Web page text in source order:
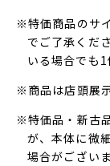
※特価商品のサ
でご了承くだ
いる場合でも1
※商品は店頭展
※特価品・新古
が、本体に微
場合がございま